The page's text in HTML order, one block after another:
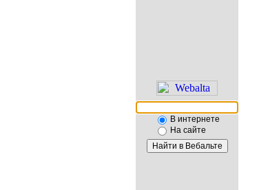
В интернете
На сайте